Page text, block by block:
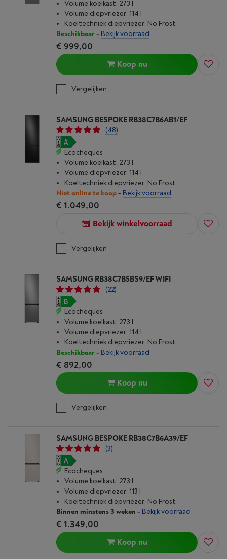
Volume koelkast: 273 l
Volume diepvriezer: 114 l
Koeltechniek diepvriezer: No Frost
Beschikbaar- Bekijk voorraad
€ 999,00
Koop nu
Vergelijken
SAMSUNG BESPOKE RB38C7B6AB1/EF
(48)
Ecocheques
Volume koelkast: 273 l
Volume diepvriezer: 114 l
Koeltechniek diepvriezer: No Frost
Niet online te koop- Bekijk voorraad
€ 1.049,00
Bekijk winkelvoorraad
Vergelijken
SAMSUNG RB38C7B5BS9/EF WIFI
(22)
Ecocheques
Volume koelkast: 273 l
Volume diepvriezer: 114 l
Koeltechniek diepvriezer: No Frost
Beschikbaar- Bekijk voorraad
€ 892,00
Koop nu
Vergelijken
SAMSUNG BESPOKE RB38C7B6A39/EF
(3)
Ecocheques
Volume koelkast: 273 l
Volume diepvriezer: 113 l
Koeltechniek diepvriezer: No Frost
Binnen minstens 3 weken - Bekijk voorraad
€ 1.349,00
Koop nu